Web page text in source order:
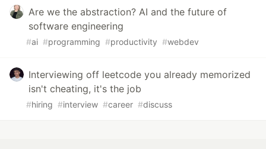
Are we the abstraction? AI and the future of
software engineering
#ai #programming #productivity #webdev
Interviewing off leetcode you already memorized
isn't cheating, it's the job
#hiring #interview #career #discuss